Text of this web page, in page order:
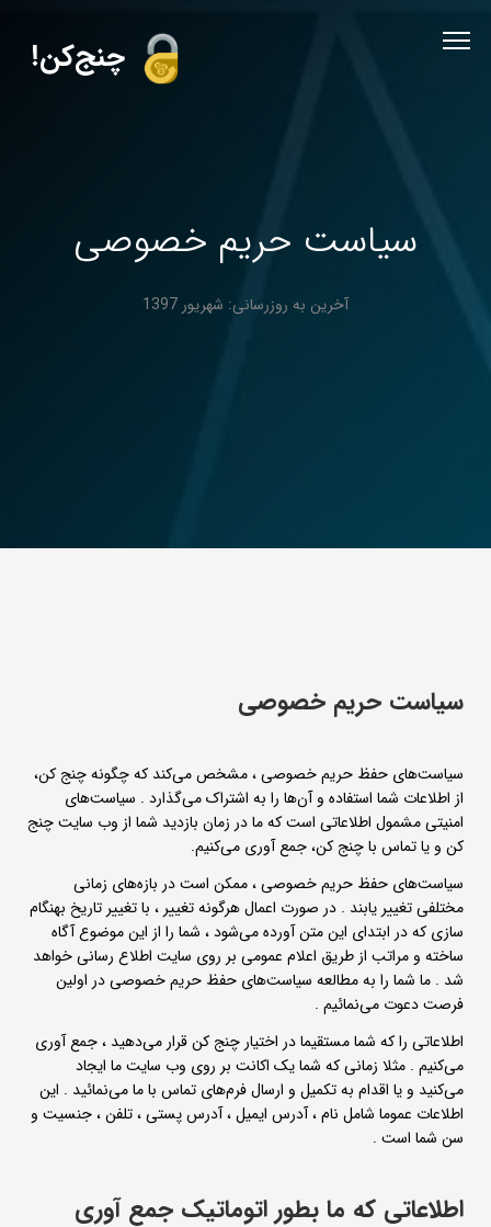
سیاست حریم خصوصی
آخرین به روزرسانی: شهریور 1397
سیاست حریم خصوصی
سیاست‌های حفظ حریم خصوصی ، مشخص می‌کند که چگونه چنج کن،
از اطلاعات شما استفاده و آن‌ها را به اشتراک می‌گذارد . سیاست‌های
امنیتی مشمول اطلاعاتی است که ما در زمان بازدید شما از وب سایت چنج
کن و یا تماس با چنج کن، جمع آوری می‌کنیم.
سیاست‌های حفظ حریم خصوصی ، ممکن است در بازه‌های زمانی
مختلفی تغییر یابند . در صورت اعمال هرگونه تغییر ، با تغییر تاریخ بهنگام
سازی که در ابتدای این متن آورده می‌شود ، شما را از این موضوع آگاه
ساخته و مراتب از طریق اعلام عمومی بر روی سایت اطلاع رسانی خواهد
شد . ما شما را به مطالعه سیاست‌های حفظ حریم خصوصی در اولین
فرصت دعوت می‌نمائیم .
اطلاعاتی را که شما مستقیما در اختیار چنج کن قرار می‌دهید ، جمع آوری
می‌کنیم . مثلا زمانی که شما یک اکانت بر روی وب سایت ما ایجاد
می‌کنید و یا اقدام به تکمیل و ارسال فرم‌های تماس با ما می‌نمائید . این
اطلاعات عموما شامل نام ، آدرس ایمیل ، آدرس پستی ، تلفن ، جنسیت و
سن شما است .
اطلاعاتی که ما بطور اتوماتیک جمع آوری